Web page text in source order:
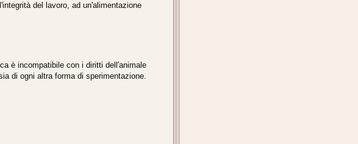
del lavoro, ad un'alimentazione
è incompatibile con i diritti dell'animale
di ogni altra forma di sperimentazione.